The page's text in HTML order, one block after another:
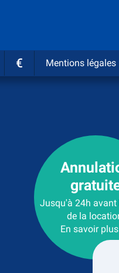
€ Mentions légales
de retour
Jusqu'à 24h avant
de la
En savoir